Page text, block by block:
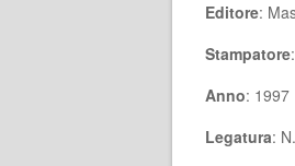
Editore:
Stampatore
Anno: 1997
Legatura: